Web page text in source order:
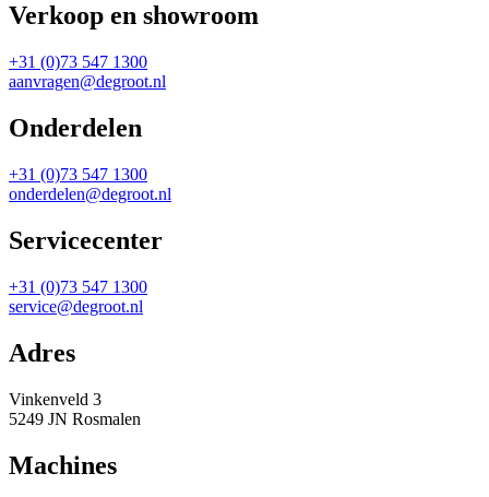
Verkoop en showroom
+31 (0)73 547 1300
aanvragen@degroot.nl
Onderdelen
+31 (0)73 547 1300
onderdelen@degroot.nl
Servicecenter
+31 (0)73 547 1300
service@degroot.nl
Adres
Vinkenveld 3
5249 JN Rosmalen
Machines